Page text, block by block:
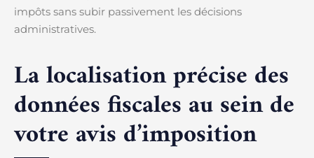
impôts sans subir passivement les décisions
administratives.
La localisation précise des
données fiscales au sein de
votre avis d’imposition